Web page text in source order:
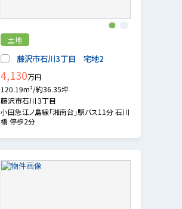
1
藤沢市石川3丁目 宅地2
土地
4,130万円
120.19m²/約36.35坪
藤沢市石川３丁目
小田急江ノ島線「湘南台」駅バス11分 石川
橋 停歩2分